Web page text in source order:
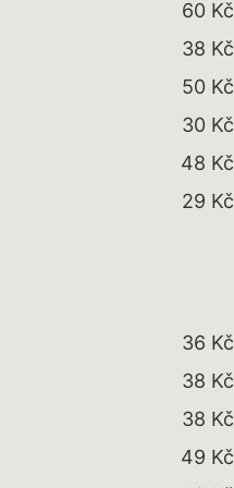
60 Kč
38 Kč
50 Kč
30 Kč
48 Kč
29 Kč
36 Kč
38 Kč
38 Kč
49 Kč